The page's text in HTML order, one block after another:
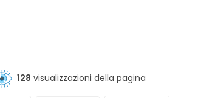
128 visualizzazioni della pagina